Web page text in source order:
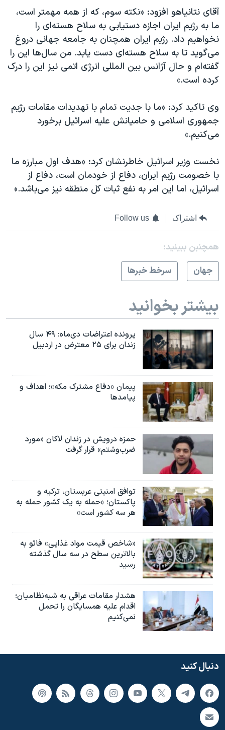
آقای نتانیاهو افزود: «نکته سوم، که از همه مهمتر است،
ما به رژیم ایران اجازه دستیابی به سلاح هسته‌ای را
نخواهیم داد. رژیم ایران همچنان به جامعه جهانی دروغ
می‌گوید تا به سلاح هسته‌ای دست یابد. من سال‌ها این را
گفته‌ام و حال آژانس بین المللی انرژی اتمی نیز این را درک
کرده است.»
وی تاکید کرد: «ما با جدیت تمام با تهدیدات مقامات رژیم
جمهوری اسلامی و حامیانش علیه اسرائیل برخورد
می‌کنیم.»
نخست وزیر اسرائیل خاطرنشان کرد: «هدف اول مبارزه ما
با خصومت رژیم ایران، دفاع از خودمان است، دفاع از
اسرائیل، اما این امر به نفع ثبات کل منطقه نیز می‌باشد.»
اشتراک Follow us
همچنبن ببینید:
جهان
سرخط خبرها
بیشتر بخوانید
پرونده اعتراضات دی‌ماه: ۴۹ سال
زندان برای ۲۵ معترض در اردبیل
پیمان «دفاع مشترک مکه»؛ اهداف و
پیامدها
حمزه درویش در زندان لاکان «مورد
ضرب‌وشتم» قرار گرفت
توافق امنیتی عربستان، ترکیه و
پاکستان؛ «حمله به یک کشور حمله به
هر سه کشور است»
«شاخص قیمت مواد غذایی» فائو به
بالاترین سطح در سه سال گذشته
رسید
هشدار مقامات عراقی به شبه‌نظامیان؛
اقدام علیه همسایگان را تحمل
نمی‌کنیم
دنبال کنید